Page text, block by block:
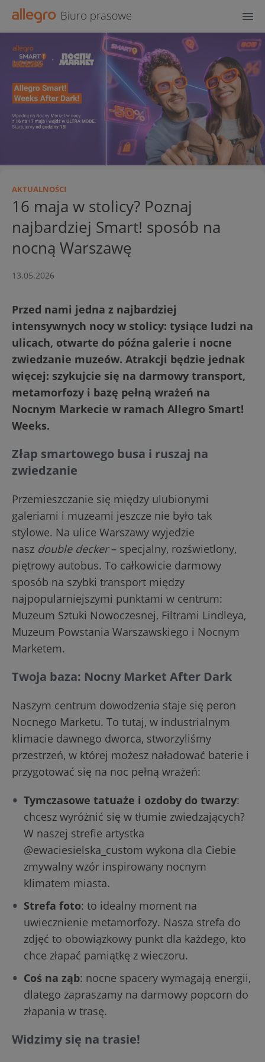
AKTUALNOŚCI
16 maja w stolicy? Poznaj
najbardziej Smart! sposób na
nocną Warszawę
13.05.2026
Przed nami jedna z najbardziej
intensywnych nocy w stolicy: tysiące ludzi na
ulicach, otwarte do późna galerie i nocne
zwiedzanie muzeów. Atrakcji będzie jednak
więcej: szykujcie się na darmowy transport,
metamorfozy i bazę pełną wrażeń na
Nocnym Markecie w ramach Allegro Smart!
Weeks.
Złap smartowego busa i ruszaj na
zwiedzanie
Przemieszczanie się między ulubionymi
galeriami i muzeami jeszcze nie było tak
stylowe. Na ulice Warszawy wyjedzie
nasz double decker– specjalny, rozświetlony,
piętrowy autobus. To całkowicie darmowy
sposób na szybki transport między
najpopularniejszymi punktami w centrum:
Muzeum Sztuki Nowoczesnej, Filtrami Lindleya,
Muzeum Powstania Warszawskiego i Nocnym
Marketem.
Twoja baza: Nocny Market After Dark
Naszym centrum dowodzenia staje się peron
Nocnego Marketu. To tutaj, w industrialnym
klimacie dawnego dworca, stworzyliśmy
przestrzeń, w której możesz naładować baterie i
przygotować się na noc pełną wrażeń:
Tymczasowe tatuaże i ozdoby do twarzy:
chcesz wyróżnić się w tłumie zwiedzających?
W naszej strefie artystka
@ewaciesielska_custom wykona dla Ciebie
zmywalny wzór inspirowany nocnym
klimatem miasta.
Strefa foto: to idealny moment na
uwiecznienie metamorfozy. Nasza strefa do
zdjęć to obowiązkowy punkt dla każdego, kto
chce złapać pamiątkę z wieczoru.
Coś na ząb: nocne spacery wymagają energii,
dlatego zapraszamy na darmowy popcorn do
złapania w trasę.
Widzimy się na trasie!